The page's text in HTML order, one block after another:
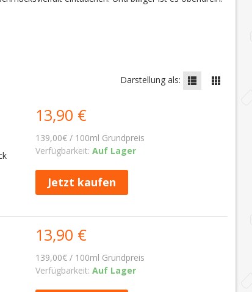
Darstellung als:
13,90 €
139,00€ / 100ml Grundpreis
Verfügbarkeit: Auf Lager
Jetzt kaufen
13,90 €
139,00€ / 100ml Grundpreis
Verfügbarkeit: Auf Lager